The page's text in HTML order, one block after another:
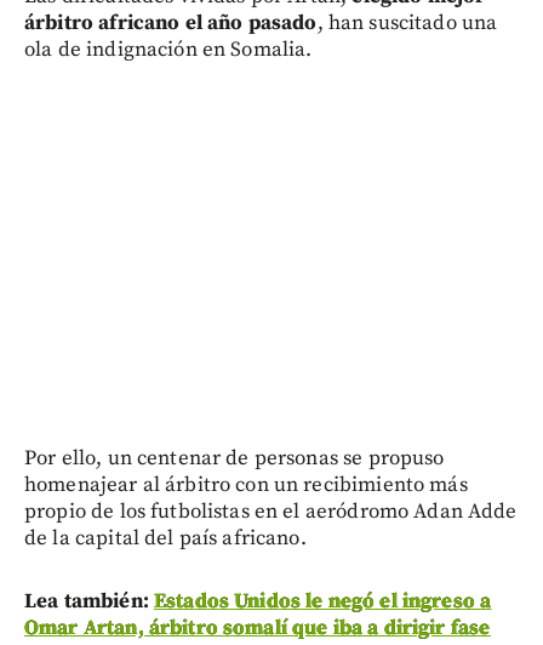
árbitro africano el año pasado, han suscitado una
ola de indignación en Somalia.
Por ello, un centenar de personas se propuso
homenajear al árbitro con un recibimiento más
propio de los futbolistas en el aeródromo Adan Adde
de la capital del país africano.
Lea también: Estados Unidos le negó el ingreso a
Omar Artan, árbitro somalí que iba a dirigir fase